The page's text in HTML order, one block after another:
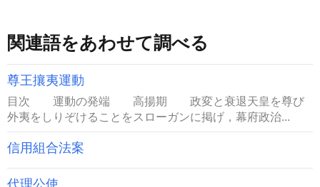
関連語をあわせて調べる
尊王攘夷運動
目次 運動の発端 高揚期 政変と衰退天皇を尊び
外夷をしりぞけることをスローガンに掲げ，幕府政治...
信用組合法案
代理公使